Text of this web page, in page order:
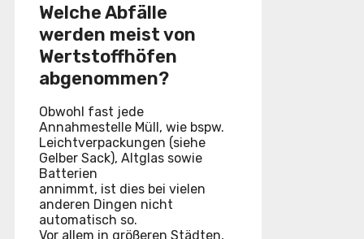
Welche Abfälle
werden meist von
Wertstoffhöfen
abgenommen?
Obwohl fast jede
Annahmestelle Müll, wie bspw.
Leichtverpackungen (siehe
Gelber Sack), Altglas sowie
Batterien
annimmt, ist dies bei vielen
anderen Dingen nicht
automatisch so.
Vor allem in größeren Städten,